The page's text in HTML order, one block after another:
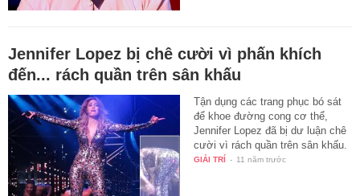
Jennifer Lopez bị chê cười vì phấn khích
đến... rách quần trên sân khấu
Tận dụng các trang phục bó sát
để khoe đường cong cơ thể,
Jennifer Lopez đã bị dư luận chê
cười vì rách quần trên sân khấu.
GIẢI TRÍ - 11 năm trước